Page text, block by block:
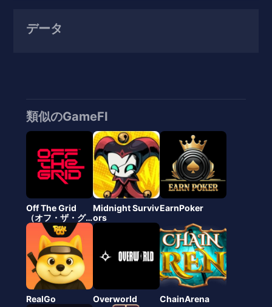
データ
類似のGameFI
Off The Grid
（オフ・ザ・グ
リッド）
Midnight Surviv
ors
EarnPoker
RealGo Overworld ChainArena